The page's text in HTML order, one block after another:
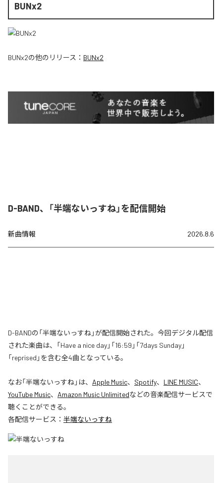
BUNx2
BUNx2の他のリリース： BUNx2
D-BAND、「半端ないっすね」を配信開始
新曲情報 2026.8.6
D-BANDの「半端ないっすね」が配信開始された。今回デジタル配信
された楽曲は、「Have a nice day」「16:59」「7days Sunday」
「reprised」を含む全4曲となっている。
なお「半端ないっすね」は、 Apple Music、 Spotify、 LINE MUSIC、
YouTube Music、 Amazon Music Unlimitedなどの音楽配信サービスで
聴くことができる。
各配信サービス： 半端ないっすね